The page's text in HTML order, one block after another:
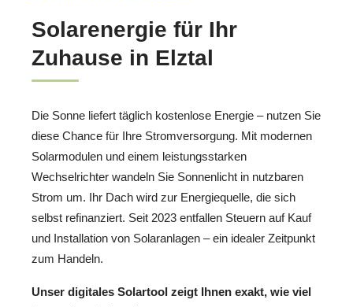
Solarenergie für Ihr
Zuhause in Elztal
Die Sonne liefert täglich kostenlose Energie – nutzen Sie
diese Chance für Ihre Stromversorgung. Mit modernen
Solarmodulen und einem leistungsstarken
Wechselrichter wandeln Sie Sonnenlicht in nutzbaren
Strom um. Ihr Dach wird zur Energiequelle, die sich
selbst refinanziert. Seit 2023 entfallen Steuern auf Kauf
und Installation von Solaranlagen – ein idealer Zeitpunkt
zum Handeln.
Unser digitales Solartool zeigt Ihnen exakt, wie viel